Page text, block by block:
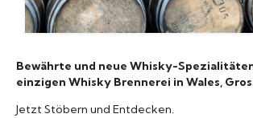
Preishits
Probiersets
Raritäten
Bewährte und neue Whisky-
einzigen Whisky Brennerei in Wales,
Jetzt Stöbern und Entdecken.